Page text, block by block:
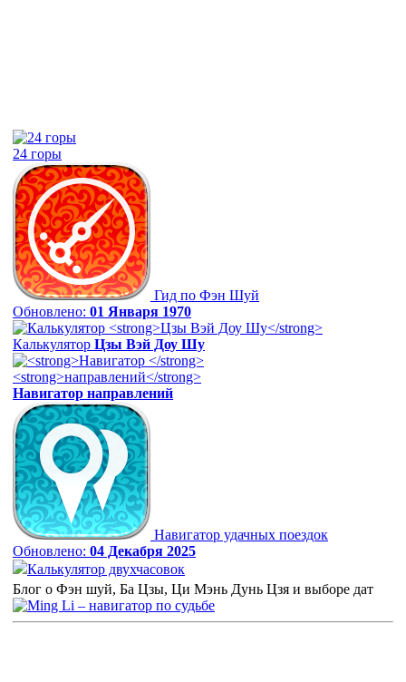
24 горы
Гид по Фэн Шуй
Обновлено: 01 Января 1970
Калькулятор Цзы Вэй Доу Шу
Навигатор направлений
Навигатор удачных поездок
Обновлено: 04 Декабря 2025
Калькулятор двухчасовок
Блог о Фэн шуй, Ба Цзы, Ци Мэнь Дунь Цзя и выборе дат